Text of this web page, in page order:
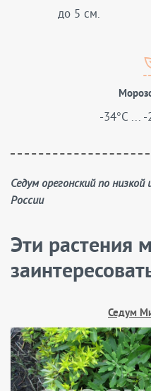
до 5 см.
-34°C ...
Седум орегонский по низкой цене с доставкой Почтой
России
Эти растения
Седум